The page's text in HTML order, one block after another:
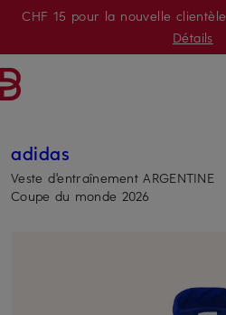
PASSER AU CONTENU PRINCIPAL
CHF 15 pour la nouvelle clientèle
Détails
adidas
Veste d'entraînement ARGENTINE
Coupe du monde 2026